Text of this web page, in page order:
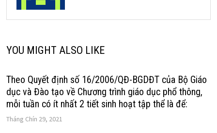
YOU MIGHT ALSO LIKE
Theo Quyết định số 16/2006/QĐ-BGDĐT của Bộ Giáo
dục và Đào tạo về Chương trình giáo dục phổ thông,
mỗi tuần có ít nhất 2 tiết sinh hoạt tập thể là để:
Tháng Chín 29, 2021